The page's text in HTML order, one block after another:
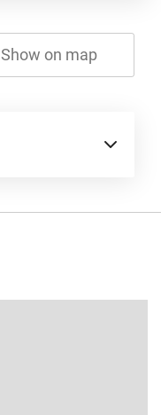
Show on map